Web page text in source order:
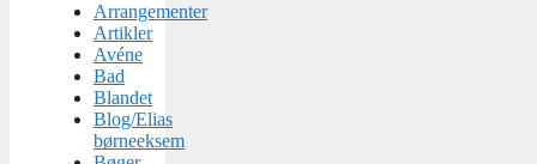
Arrangementer
Artikler
Avéne
Bad
Blandet
Blog/Elias
børneeksem